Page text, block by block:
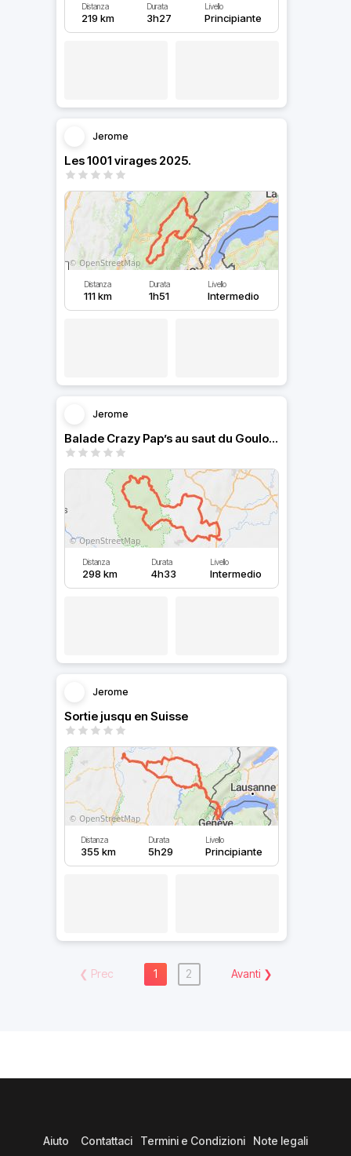
Distanza
219 km
Durata
3h27
Livello
Principiante
Jerome
Les 1001 virages 2025.
Distanza
111 km
Durata
1h51
Livello
Intermedio
Jerome
Balade Crazy Pap’s au saut du Gouloux
Distanza
298 km
Durata
4h33
Livello
Intermedio
Jerome
Sortie jusqu en Suisse
Distanza
355 km
Durata
5h29
Livello
Principiante
❮ Prec 1 2 Avanti ❯
Aiuto Contattaci Termini e Condizioni Note legali